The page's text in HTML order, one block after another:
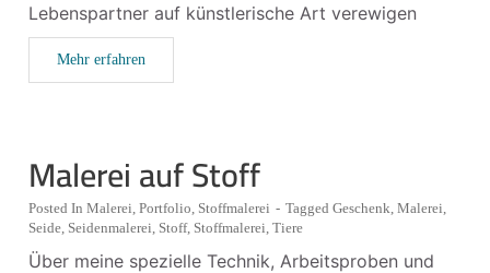
Lebenspartner auf künstlerische Art verewigen
Mehr erfahren
Malerei auf Stoff
Posted In Malerei Portfolio Stoffmalerei - Tagged Geschenk Malerei
Seide Seidenmalerei Stoff, Stoffmalerei Tiere
Über meine spezielle Technik, Arbeitsproben und